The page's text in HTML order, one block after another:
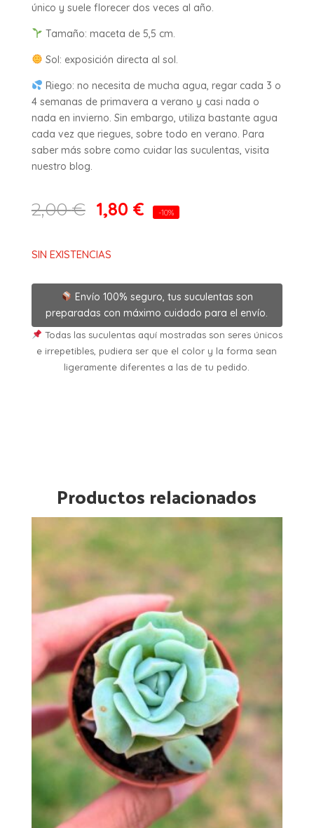
único y suele florecer dos veces al año.
Tamaño: maceta de 5,5 cm.
Sol: exposición directa al sol.
Riego: no necesita de mucha agua, regar cada 3 o
4 semanas de primavera a verano y casi nada o
nada en invierno. Sin embargo, utiliza bastante agua
cada vez que riegues, sobre todo en verano. Para
saber más sobre como cuidar las suculentas, visita
nuestro blog.
2,00€ 1,80 € -10%
SIN EXISTENCIAS
Envío 100% seguro, tus suculentas son
preparadas con máximo cuidado para el envío.
Todas las suculentas aquí mostradas son seres únicos
e irrepetibles, pudiera ser que el color y la forma sean
ligeramente diferentes a las de tu pedido.
Productos relacionados